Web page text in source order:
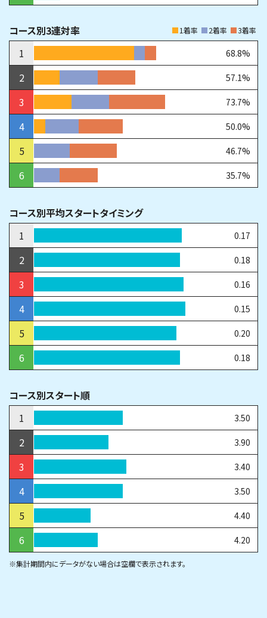
コース別3連対率 1着率 2着率 3着率
1 68.8%
2 57.1%
3 73.7%
4 50.0%
5 46.7%
6 35.7%
コース別平均スタートタイミング
1
0.17
2 0.18
3 0.16
4 0.15
5 0.20
6 0.18
コース別スタート順
1
3.50
2 3.90
3 3.40
4 3.50
5 4.40
6 4.20
※集計期間内にデータがない場合は空欄で表示されます。